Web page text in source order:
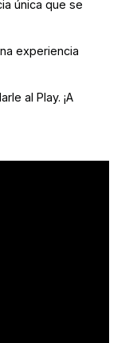
única que se
experiencia
al Play. ¡A